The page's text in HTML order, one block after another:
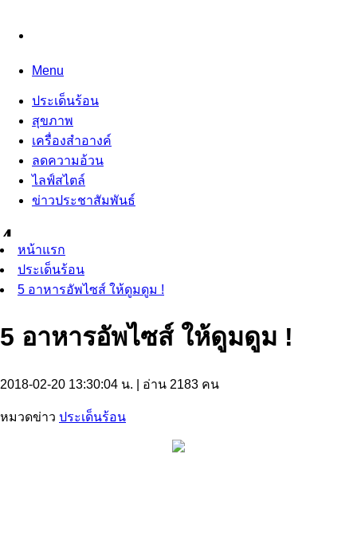
Menu
ประเด็นร้อน
สุขภาพ
เครื่องสำอางค์
ลดความอ้วน
ไลฟ์สไตล์
ข่าวประชาสัมพันธ์
หน้าแรก
ประเด็นร้อน
5 อาหารอัพไซส์ ให้ดูมดูม !
5 อาหารอัพไซส์ ให้ดูมดูม !
2018-02-20 13:30:04 น. | อ่าน 2183 คน
หมวดข่าว ประเด็นร้อน